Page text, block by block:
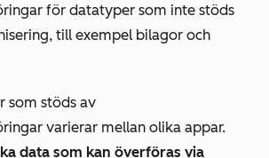
för datatyper som inte stöds
till exempel bilagor och
som stöds av
varierar mellan olika appar.
data som kan överföras via